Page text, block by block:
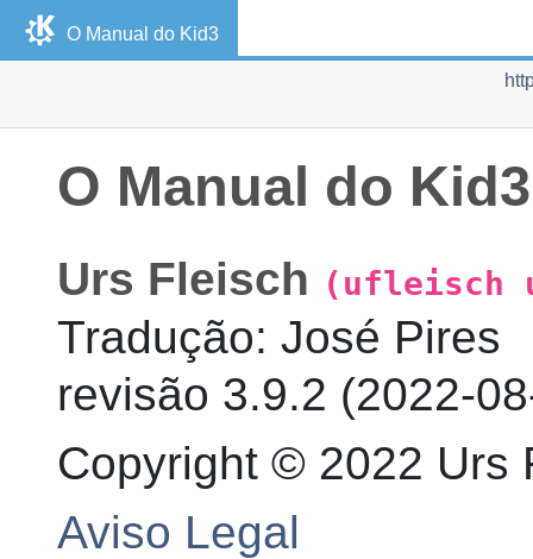
O Manual do Kid3
O Manual do Kid3
Urs Fleisch (ufleisch
Tradução: José Pires
revisão 3.9.2 (2022-
Copyright © 2022 Urs
Aviso Legal